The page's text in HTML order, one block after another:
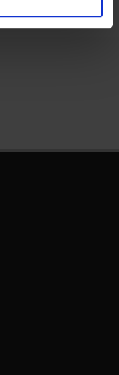
inoltre
combinarle